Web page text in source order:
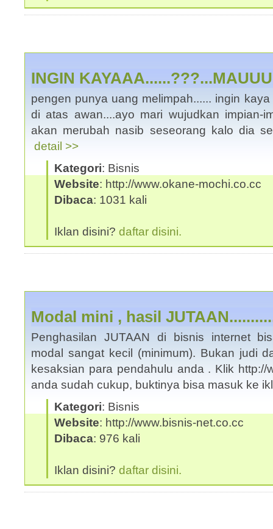
INGIN
pengen punya uang melimpah...... ingin
di atas awan....ayo mari wujudkan impian-
akan merubah nasib seseorang kalo dia
detail >>
Kategori: Bisnis
Website: http://www.okane-mochi.co.cc
Dibaca: 1031 kali
Iklan disini? daftar disini.
Modal mini , hasil
Penghasilan JUTAAN di bisnis internet
modal sangat kecil (minimum). Bukan judi
kesaksian para pendahulu anda . Klik http://
anda sudah cukup, buktinya bisa masuk ke
Kategori: Bisnis
Website: http://www.bisnis-net.co.cc
Dibaca: 976 kali
Iklan disini? daftar disini.